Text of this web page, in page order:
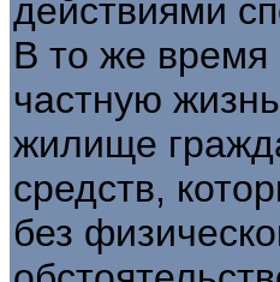
действиями
В то же время
частную
жилище
средств,
без